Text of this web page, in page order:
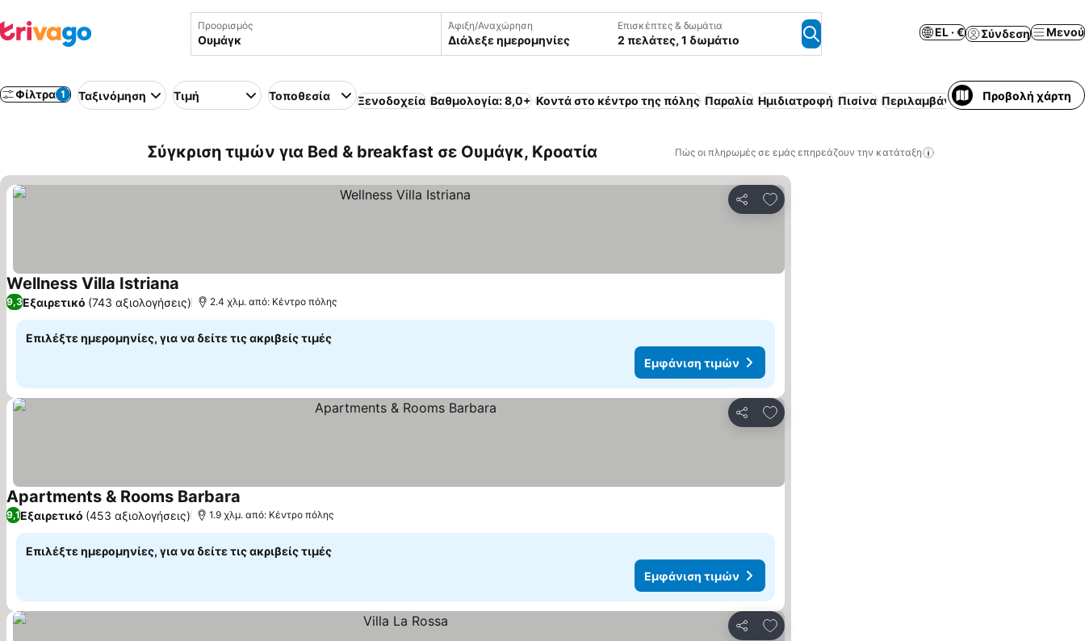
Προορισμός Άφιξη/Αναχώρηση
Διάλεξε ημερομηνίες
Επισκέπτες & δωμάτια
2 πελάτες, 1 δωμάτιο
EL · € Σύνδεση Μενού
Φίλτρα 1 Ταξινόμηση Τιμή Τοποθεσία Ξενοδοχεία Βαθμολογία: 8,0+ Κοντά στο κέντρο της πόλης Παραλία Ημιδιατροφή Πισίνα Περιλαμβάνεται πρωινό Χώρος
Προβολή χάρτη
Σύγκριση τιμών για Bed & breakfast σε Ουμάγκ, Κροατία Πώς οι πληρωμές σε εμάς επηρεάζουν την κατάταξη
Κοινοποίηση
Προσθήκη στα αγαπημένα
Wellness Villa Istriana
9,3Εξαιρετικό (743 αξιολογήσεις) 2.4 χλμ. από: Κέντρο πόλης
Επιλέξτε ημερομηνίες, για να δείτε τις ακριβείς τιμές
Εμφάνιση τιμών
Κοινοποίηση
Προσθήκη στα αγαπημένα
Apartments & Rooms Barbara
9,1Εξαιρετικό (453 αξιολογήσεις) 1.9 χλμ. από: Κέντρο πόλης
Επιλέξτε ημερομηνίες, για να δείτε τις ακριβείς τιμές
Εμφάνιση τιμών
Κοινοποίηση
Προσθήκη στα αγαπημένα